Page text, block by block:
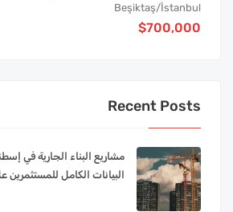
Beşiktaş/İstanbul
$700,000
Recent Posts
البيانات الكامل للمستثمرين